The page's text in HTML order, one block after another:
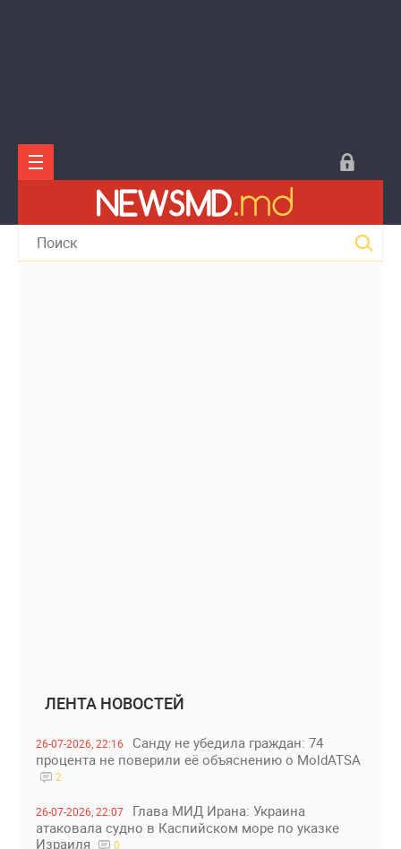
ЛЕНТА НОВОСТЕЙ
26-07-2026, 22:16
Санду не убедила граждан: 74
процента не поверили её объяснению о MoldATSA
2
26-07-2026, 22:07
Глава МИД Ирана: Украина
атаковала судно в Каспийском море по указке
Израиля
0